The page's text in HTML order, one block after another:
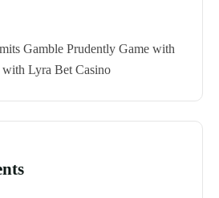
Gamble Prudently Game with
with Lyra Bet Casino